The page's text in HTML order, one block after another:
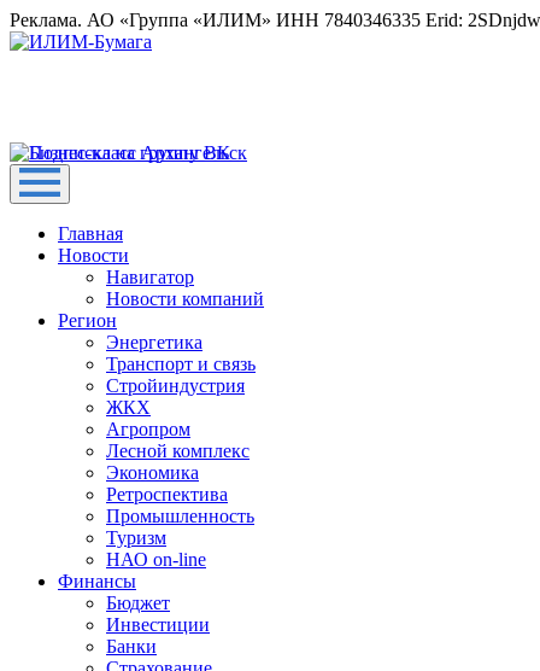
Реклама. АО «Группа «ИЛИМ» ИНН 7840346335 Erid:
Главная
Новости
Навигатор
Новости компаний
Регион
Энергетика
Транспорт и связь
Стройиндустрия
ЖКХ
Агропром
Лесной комплекс
Экономика
Ретроспектива
Промышленность
Туризм
НАО on-line
Финансы
Бюджет
Инвестиции
Банки